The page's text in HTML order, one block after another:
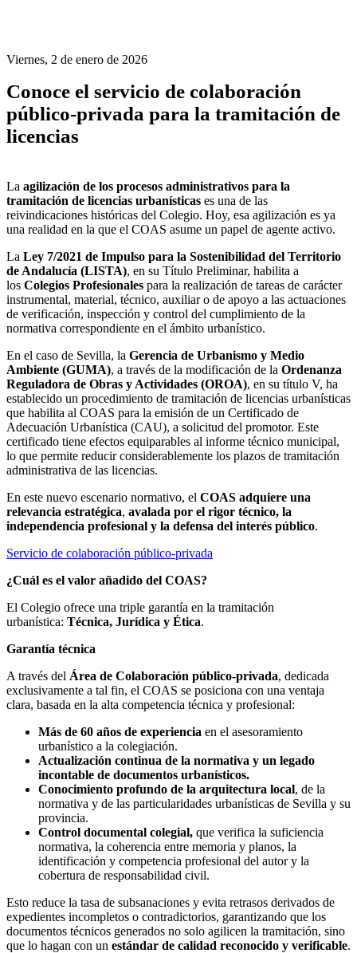
Viernes, 2 de enero de 2026
Conoce el servicio de colaboración
público-privada para la tramitación de
licencias
La agilización de los procesos administrativos para la
tramitación de licencias urbanísticas es una de las
reivindicaciones históricas del Colegio. Hoy, esa agilización es ya
una realidad en la que el COAS asume un papel de agente activo.
La Ley 7/2021 de Impulso para la Sostenibilidad del Territorio
de Andalucía (LISTA), en su Título Preliminar, habilita a
los Colegios Profesionales para la realización de tareas de carácter
instrumental, material, técnico, auxiliar o de apoyo a las actuaciones
de verificación, inspección y control del cumplimiento de la
normativa correspondiente en el ámbito urbanístico.
En el caso de Sevilla, la Gerencia de Urbanismo y Medio
Ambiente (GUMA), a través de la modificación de la Ordenanza
Reguladora de Obras y Actividades (OROA), en su título V, ha
establecido un procedimiento de tramitación de licencias urbanísticas
que habilita al COAS para la emisión de un Certificado de
Adecuación Urbanística (CAU), a solicitud del promotor. Este
certificado tiene efectos equiparables al informe técnico municipal,
lo que permite reducir considerablemente los plazos de tramitación
administrativa de las licencias.
En este nuevo escenario normativo, el COAS adquiere una
relevancia estratégica, avalada por el rigor técnico, la
independencia profesional y la defensa del interés público.
Servicio de colaboración público-privada
¿Cuál es el valor añadido del COAS?
El Colegio ofrece una triple garantía en la tramitación
urbanística: Técnica, Jurídica y Ética.
Garantía técnica
A través del Área de Colaboración público-privada, dedicada
exclusivamente a tal fin, el COAS se posiciona con una ventaja
clara, basada en la alta competencia técnica y profesional:
Más de 60 años de experiencia en el asesoramiento
urbanístico a la colegiación.
Actualización continua de la normativa y un legado
incontable de documentos urbanísticos.
Conocimiento profundo de la arquitectura local, de la
normativa y de las particularidades urbanísticas de Sevilla y su
provincia.
Control documental colegial, que verifica la suficiencia
normativa, la coherencia entre memoria y planos, la
identificación y competencia profesional del autor y la
cobertura de responsabilidad civil.
Esto reduce la tasa de subsanaciones y evita retrasos derivados de
expedientes incompletos o contradictorios, garantizando que los
documentos técnicos generados no solo agilicen la tramitación, sino
que lo hagan con un estándar de calidad reconocido y verificable.